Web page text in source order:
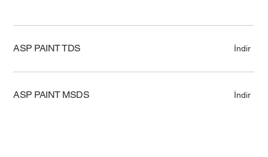
ASP PAINT TDS İndir
ASP PAINT MSDS İndir